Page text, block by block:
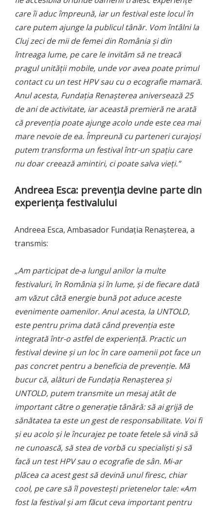
care îi aduc împreună, iar un festival este locul în
care putem ajunge la publicul tânăr. Vom întâlni la
Cluj zeci de mii de femei din România și din
întreaga lume, pe care le invităm să ne treacă
pragul unității mobile, unde vor avea poate primul
contact cu un test HPV sau cu o ecografie mamară.
Anul acesta, Fundația Renașterea aniversează 25
de ani de activitate, iar această premieră ne arată
că prevenția poate ajunge acolo unde este cea mai
mare nevoie de ea. Împreună cu parteneri curajoși
putem transforma un festival într-un spațiu care
nu doar creează amintiri, ci poate salva vieți.”
Andreea Esca: prevenția devine parte din
experiența festivalului
Andreea Esca, Ambasador Fundația Renașterea, a
transmis:
„Am participat de-a lungul anilor la multe
festivaluri, în România și în lume, și de fiecare dată
am văzut câtă energie bună pot aduce aceste
evenimente oamenilor. Anul acesta, la UNTOLD,
este pentru prima dată când prevenția este
integrată într-o astfel de experiență. Practic un
festival devine și un loc în care oamenii pot face un
pas concret pentru a beneficia de prevenție. Mă
bucur că, alături de Fundația Renașterea și
UNTOLD, putem transmite un mesaj atât de
important către o generație tânără: să ai grijă de
sănătatea ta este un gest de responsabilitate. Voi fi
și eu acolo și le încurajez pe toate fetele să vină să
ne cunoască, să stea de vorbă cu specialiști și să
facă un test HPV sau o ecografie de sân. Mi-ar
plăcea ca acest gest să devină unul firesc, chiar
cool, pe care să îl povestești prietenelor tale: «Am
fost la festival și am făcut ceva important pentru